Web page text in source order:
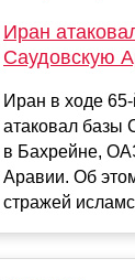
Иран
Саудовскую
Иран в ходе
атаковал базы
в Бахрейне,
Аравии. Об
стражей